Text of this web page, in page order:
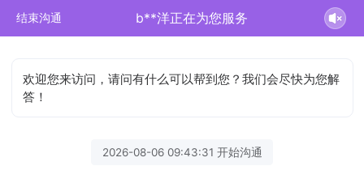
结束沟通 b**洋正在为您服务
欢迎您来访问，请问有什么可以帮到您？我们会尽快为您解
答！
2026-08-06 09:43:31 开始沟通